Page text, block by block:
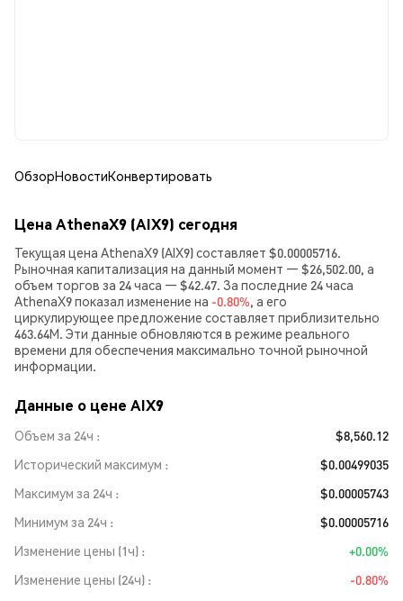
ОбзорНовостиКонвертировать
Цена AthenaX9 (AIX9) сегодня
Текущая цена AthenaX9 (AIX9) составляет $0.00005716.
Рыночная капитализация на данный момент — $26,502.00, а
объем торгов за 24 часа — $42.47. За последние 24 часа
AthenaX9 показал изменение на -0.80%, а его
циркулирующее предложение составляет приблизительно
463.64M. Эти данные обновляются в режиме реального
времени для обеспечения максимально точной рыночной
информации.
Данные о цене AIX9
Объем за 24ч
$8,560.12
Исторический максимум
$0.00499035
Максимум за 24ч
$0.00005743
Минимум за 24ч
$0.00005716
Изменение цены (1ч)
+0.00%
Изменение цены (24ч)
-0.80%